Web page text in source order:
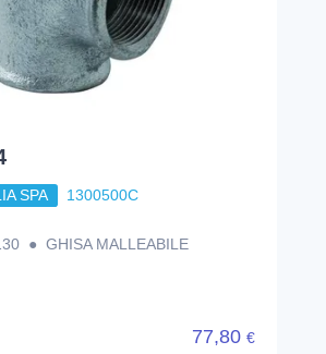
SPA 1300500C
● GHISA MALLEABILE
77,80 €